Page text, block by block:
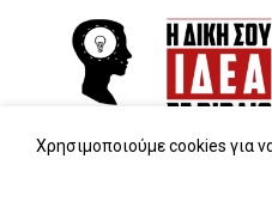
Χρησιμοποιούμε cookies για